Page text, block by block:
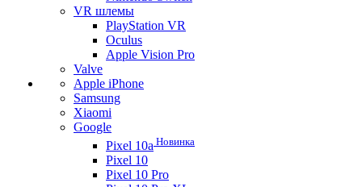
VR шлемы
PlayStation VR
Oculus
Apple Vision Pro
Valve
Apple iPhone
Samsung
Xiaomi
Google
Pixel 10a Новинка
Pixel 10
Pixel 10 Pro